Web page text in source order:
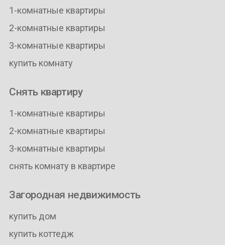
1-комнатные квартиры
2-комнатные квартиры
3-комнатные квартиры
купить комнату
Снять квартиру
1-комнатные квартиры
2-комнатные квартиры
3-комнатные квартиры
снять комнату в квартире
Загородная недвижимость
купить дом
купить коттедж